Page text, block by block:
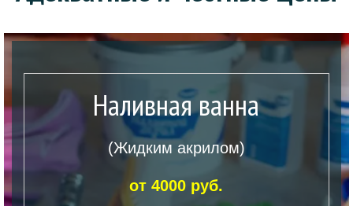
Наливная ванна
(Жидким акрилом)
от 4000 руб.